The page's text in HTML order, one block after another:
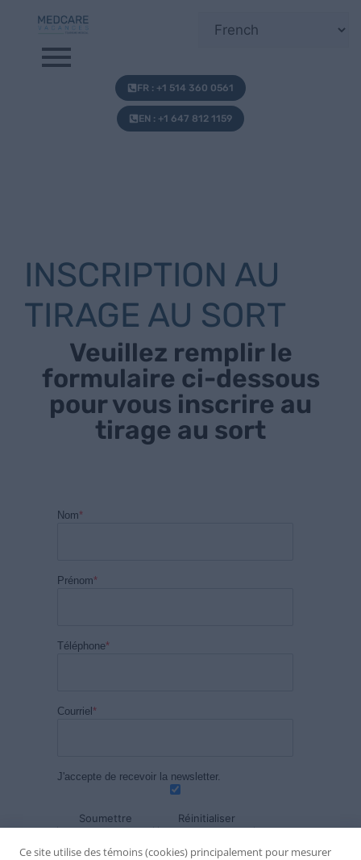
FR : +1 514 360 0561
EN : +1 647 812 1159
INSCRIPTION AU
TIRAGE AU SORT
Veuillez remplir le
formulaire ci-dessous
pour vous inscrire au
tirage au sort
Nom*
Prénom*
Téléphone*
Courriel*
J'accepte de recevoir la newsletter.
Ce site utilise des témoins (cookies) principalement pour mesurer